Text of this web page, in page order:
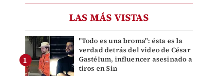
LAS MÁS VISTAS
"Todo es una broma": ésta es la
verdad detrás del video de César
Gastélum, influencer asesinado a
tiros en Sin